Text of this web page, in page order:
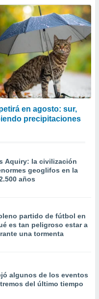
en agosto: sur,
precipitaciones
Aquiry: la civilización
geoglifos en la
años
partido de fútbol en
es tan peligroso estar a
una tormenta
algunos de los eventos
del último tiempo